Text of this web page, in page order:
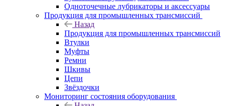
Одноточечные лубрикаторы и аксессуары
Продукция для промышленных трансмиссий
Назад
Продукция для промышленных трансмиссий
Втулки
Муфты
Ремни
Шкивы
Цепи
Звёздочки
Мониторинг состояния оборудования